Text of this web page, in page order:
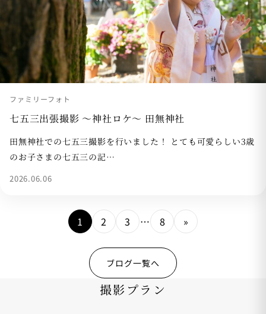
ファミリーフォト
七五三出張撮影 〜神社ロケ〜 田無神社
田無神社での七五三撮影を行いました！ とても可愛らしい3歳
のお子さまの七五三の記…
2026.06.06
1 2 3 … 8 »
ブログ一覧へ
撮影プラン